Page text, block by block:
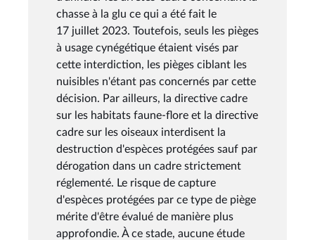
chasse à la glu ce qui a été fait le
17 juillet 2023. Toutefois, seuls les pièges
à usage cynégétique étaient visés par
cette interdiction, les pièges ciblant les
nuisibles n'étant pas concernés par cette
décision. Par ailleurs, la directive cadre
sur les habitats faune-flore et la directive
cadre sur les oiseaux interdisent la
destruction d'espèces protégées sauf par
dérogation dans un cadre strictement
réglementé. Le risque de capture
d'espèces protégées par ce type de piège
mérite d'être évalué de manière plus
approfondie. À ce stade, aucune étude